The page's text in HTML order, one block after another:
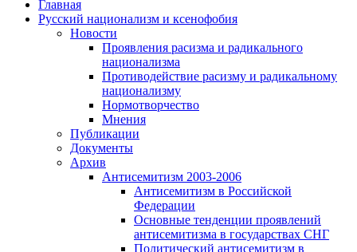
Главная
Русский национализм и ксенофобия
Новости
Проявления расизма и радикального
национализма
Противодействие расизму и радикальному
национализму
Нормотворчество
Мнения
Публикации
Документы
Архив
Антисемитизм 2003-2006
Антисемитизм в Российской
Федерации
Основные тенденции проявлений
антисемитизма в государствах СНГ
Политический антисемитизм в